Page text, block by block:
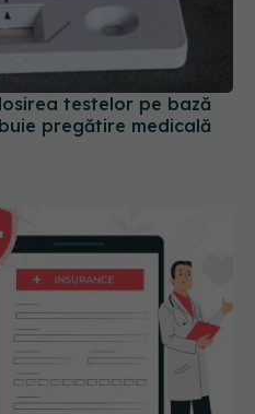
testelor pe bază
pregătire medicală